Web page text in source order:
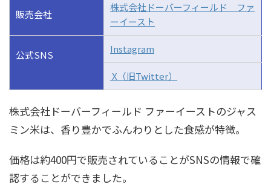
販売会社
株式会社ドーバーフィールド ファ
ーイースト
公式SNS Instagram
X（旧Twitter）
株式会社ドーバーフィールド ファーイーストのジャス
ミン米は、香り豊かでふんわりとした食感が特徴。
価格は約400円で販売されていることがSNSの情報で確
認することができました。